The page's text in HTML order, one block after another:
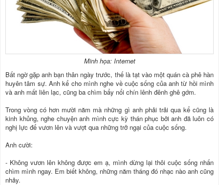
Minh họa: Internet
Bất ngờ gặp anh bạn thân ngày trước, thế là tạt vào một quán cà phê hàn
huyên tâm sự. Anh kể cho mình nghe về cuộc sống của anh từ hồi mình
và anh mất liên lạc, cũng ba chìm bẩy nổi chín lênh đênh ghê gớm.
Trong vòng có hơn mười năm mà những gì anh phải trải qua kể cũng là
kinh khủng, nghe chuyện anh mình cực kỳ thán phục bởi anh đã luôn có
nghị lực để vươn lên và vượt qua những trở ngại của cuộc sống.
Anh cười:
- Không vươn lên không được em ạ, mình dừng lại thôi cuộc sống nhấn
chìm mình ngay. Em biết không, những năm tháng đó nhạc nào anh cũng
nhảy.